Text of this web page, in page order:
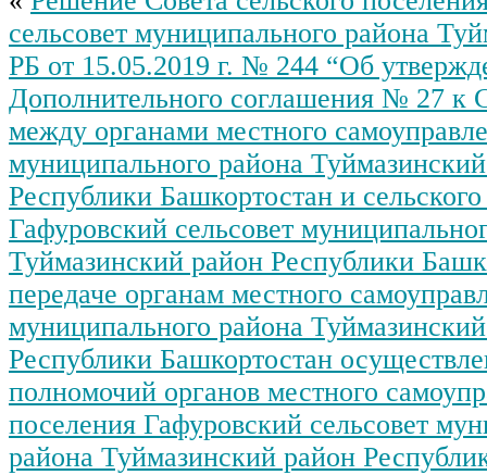
сельсовет муниципального района
РБ от 15.05.2019 г. № 244 “Об
Дополнительного соглашения № 27 к
между органами местного
муниципального района
Республики Башкортостан и
Гафуровский сельсовет
Туймазинский район Республики
передаче органам местного
муниципального района
Республики Башкортостан
полномочий органов местного
поселения Гафуровский сельсовет
района Туймазинский район